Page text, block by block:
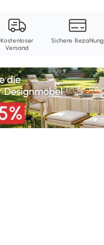
Kostenloser
Versand
Sichere Bezahlung